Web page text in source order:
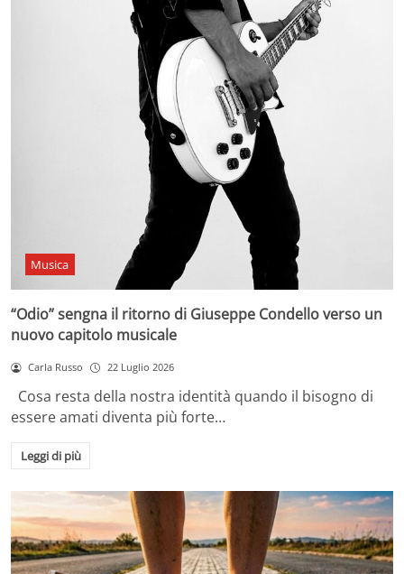
Musica
“Odio” sengna il ritorno di Giuseppe Condello verso un
nuovo capitolo musicale
Carla Russo 22 Luglio 2026
Cosa resta della nostra identità quando il bisogno di
essere amati diventa più forte…
Leggi di più